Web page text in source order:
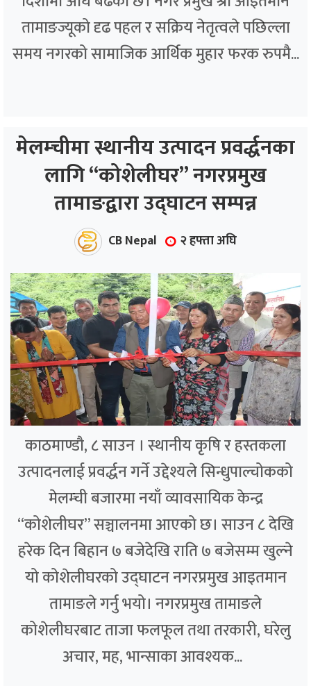
तामाङज्यूको दृढ पहल र सक्रिय नेतृत्वले पछिल्ला
समय नगरको सामाजिक आर्थिक मुहार फरक रुपमै...
मेलम्चीमा स्थानीय उत्पादन प्रवर्द्धनका
लागि “कोशेलीघर” नगरप्रमुख
तामाङद्वारा उद्घाटन सम्पन्न
CB Nepal २ हफ्ता अघि
काठमाण्डौ, ८ साउन । स्थानीय कृषि र हस्तकला
उत्पादनलाई प्रवर्द्धन गर्ने उद्देश्यले सिन्धुपाल्चोकको
मेलम्ची बजारमा नयाँ व्यावसायिक केन्द्र
“कोशेलीघर” सञ्चालनमा आएको छ। साउन ८ देखि
हरेक दिन बिहान ७ बजेदेखि राति ७ बजेसम्म खुल्ने
यो कोशेलीघरको उद्घाटन नगरप्रमुख आइतमान
तामाङले गर्नु भयो। नगरप्रमुख तामाङले
कोशेलीघरबाट ताजा फलफूल तथा तरकारी, घरेलु
अचार, मह, भान्साका आवश्यक...